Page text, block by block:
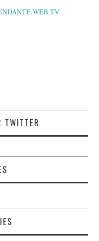
TV
TWITTER